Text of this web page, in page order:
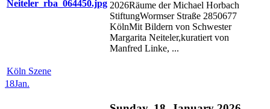
2026Räume der Michael Horbach
StiftungWormser Straße 2850677
KölnMit Bildern von Schwester
Margarita Neiteler,kuratiert von
Manfred Linke, ...
Köln Szene
18Jan.